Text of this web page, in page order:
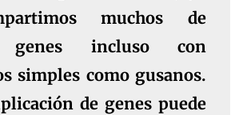
muchos de
genes incluso con
simples como gusanos.
de genes puede